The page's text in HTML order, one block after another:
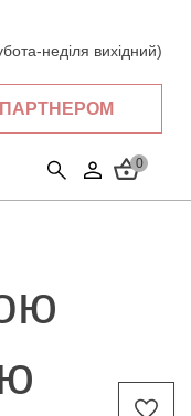
неділя вихідний)
0